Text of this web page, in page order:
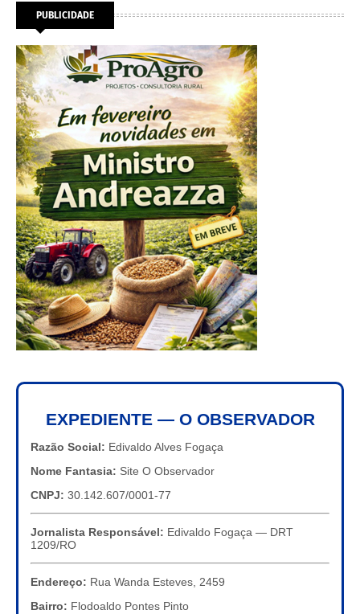
PUBLICIDADE
EXPEDIENTE — O OBSERVADOR
Razão Social: Edivaldo Alves Fogaça
Nome Fantasia: Site O Observador
CNPJ: 30.142.607/0001-77
Jornalista Responsável: Edivaldo Fogaça — DRT
1209/RO
Endereço: Rua Wanda Esteves, 2459
Bairro: Flodoaldo Pontes Pinto